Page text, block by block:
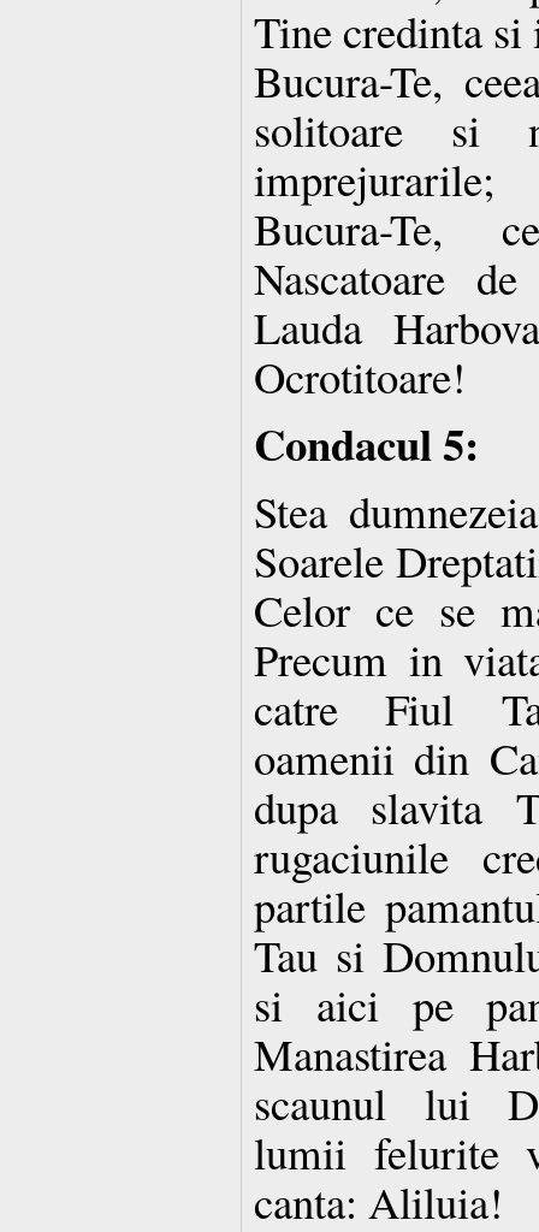
Tine credinta
Bucura-Te,
solitoare si
imprejurarile;
Bucura-Te,
Nascatoare
Lauda
Ocrotitoare!
Condacul 5:
Stea
Soarele
Celor ce se
Precum in
catre Fiul
oamenii din
dupa slavita
rugaciunile
partile
Tau si
si aici pe
Manastirea
scaunul lui
lumii felurite
canta: Aliluia!